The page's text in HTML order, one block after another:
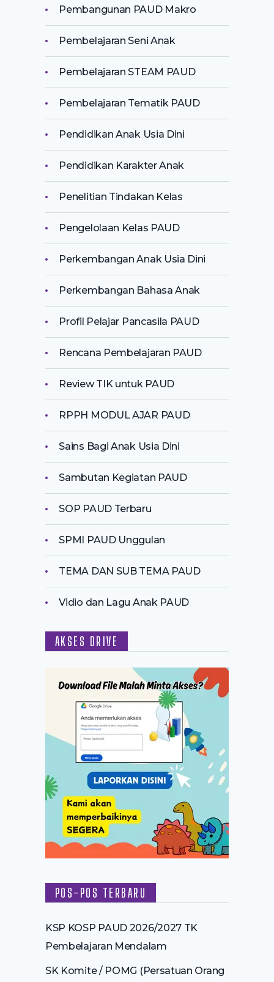
Pembangunan PAUD Makro
Pembelajaran Seni Anak
Pembelajaran STEAM PAUD
Pembelajaran Tematik PAUD
Pendidikan Anak Usia Dini
Pendidikan Karakter Anak
Penelitian Tindakan Kelas
Pengelolaan Kelas PAUD
Perkembangan Anak Usia Dini
Perkembangan Bahasa Anak
Profil Pelajar Pancasila PAUD
Rencana Pembelajaran PAUD
Review TIK untuk PAUD
RPPH MODUL AJAR PAUD
Sains Bagi Anak Usia Dini
Sambutan Kegiatan PAUD
SOP PAUD Terbaru
SPMI PAUD Unggulan
TEMA DAN SUB TEMA PAUD
Vidio dan Lagu Anak PAUD
AKSES DRIVE
POS-POS TERBARU
KSP KOSP PAUD 2026/2027 TK
Pembelajaran Mendalam
SK Komite / POMG (Persatuan Orang